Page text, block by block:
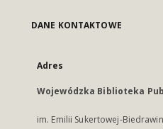
DANE KONTAKTOWE
Adres
Wojewódzka Biblioteka
im. Emilii Sukertowej-